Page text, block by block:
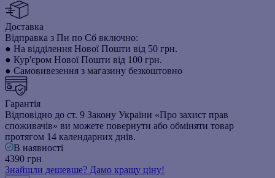
Доставка
Відправка з Пн по Сб включно:
● На відділення Нової Пошти від 50 грн.
● Кур'єром Нової Пошти від 100 грн.
● Самовивезення з магазину безкоштовно
Гарантія
Відповідно до ст. 9 Закону України «Про захист прав
споживачів» ви можете повернути або обміняти товар
протягом 14 календарних днів.
В наявності
4390 грн
Знайшли дешевше? Дамо кращу ціну!